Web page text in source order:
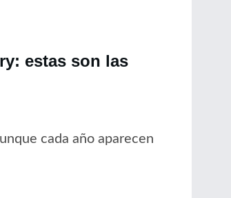
estas son las
cada año aparecen